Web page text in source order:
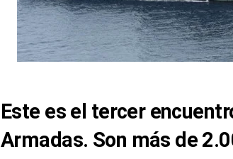
Este es el tercer
Armadas. Son más de